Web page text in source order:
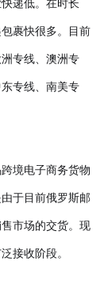
递低。在时长
裹快很多。目前
专线、澳洲专
专线、南美专
境电子商务货物
于目前俄罗斯邮
市场的交货。现
接收阶段。